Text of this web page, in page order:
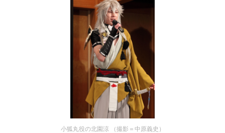
小狐丸役の北園涼 （撮影＝中原義史）